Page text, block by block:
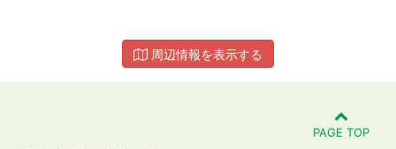
周辺情報を表示する
PAGE TOP